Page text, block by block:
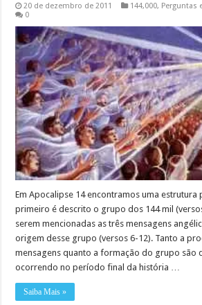
20 de dezembro de 2011 144,000, Perguntas
0
Em Apocalipse 14 encontramos uma estrutura
primeiro é descrito o grupo dos 144 mil
serem mencionadas as três mensagens
origem desse grupo (versos 6-12). Tanto a
mensagens quanto a formação do grupo são
ocorrendo no período final da história …
Saiba Mais »